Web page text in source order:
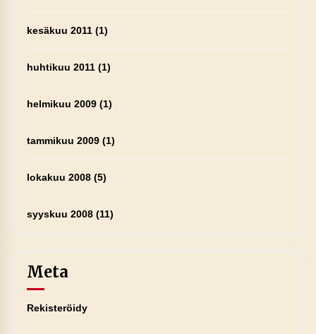
kesäkuu 2011(1)
huhtikuu 2011(1)
helmikuu 2009(1)
tammikuu 2009(1)
lokakuu 2008(5)
syyskuu 2008(11)
Meta
Rekisteröidy